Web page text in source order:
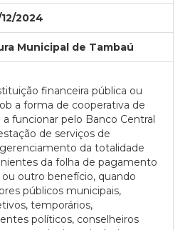
2024
Municipal de Tambaú
financeira pública ou
a forma de cooperativa de
funcionar pelo Banco Central
de serviços de
da totalidade
da folha de pagamento
ou outro benefício, quando
públicos municipais,
temporários,
políticos, conselheiros